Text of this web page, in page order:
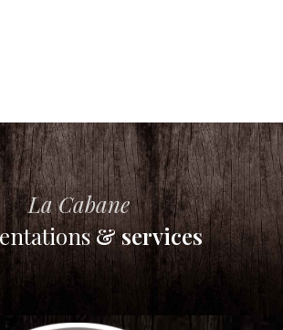
La Cabane
& services